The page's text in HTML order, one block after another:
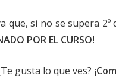
que, si no se supera
POR EL CURSO!
gusta lo que ves?